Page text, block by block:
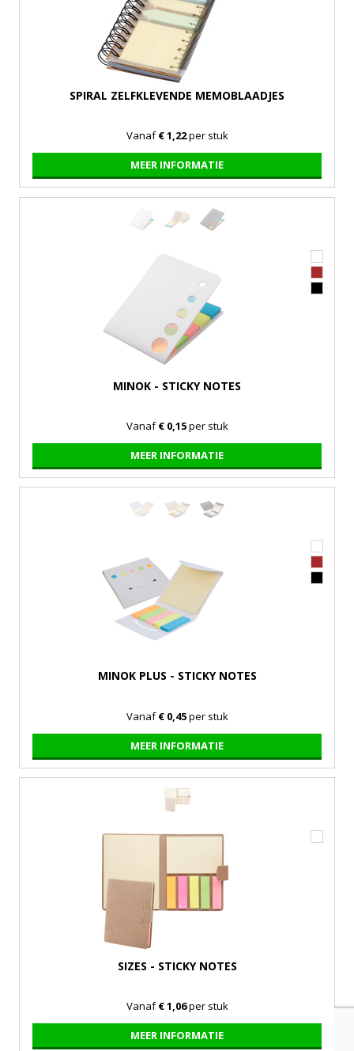
SPIRAL ZELFKLEVENDE MEMOBLAADJES
Vanaf€ 1,22per stuk
MEER INFORMATIE
MINOK - STICKY NOTES
Vanaf€ 0,15per stuk
MEER INFORMATIE
MINOK PLUS - STICKY NOTES
Vanaf€ 0,45per stuk
MEER INFORMATIE
SIZES - STICKY NOTES
Vanaf€ 1,06per stuk
MEER INFORMATIE